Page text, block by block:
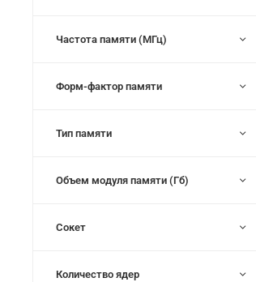
Частота памяти (МГц)
Форм-фактор памяти
Тип памяти
Объем модуля памяти (Гб)
Сокет
Количество ядер